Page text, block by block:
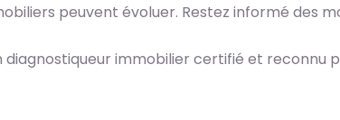
peuvent évoluer. Restez informé des
diagnostiqueur immobilier certifié et reconnu